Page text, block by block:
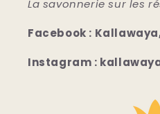
La savonnerie sur les
Facebook :
Instagram :